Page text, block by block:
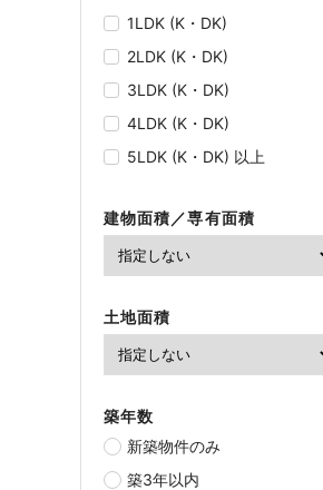
1LDK (K・DK)
2LDK (K・DK)
3LDK (K・DK)
4LDK (K・DK)
5LDK (K・DK) 以上
建物面積／専有面積
土地面積
築年数
新築物件のみ
築3年以内